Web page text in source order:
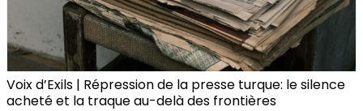
Voix d’Exils | Répression de la presse turque: le silence
acheté et la traque au-delà des frontières